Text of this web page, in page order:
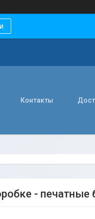
Контакты
- печатные